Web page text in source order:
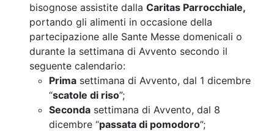
bisognose assistite dalla Caritas Parrocchiale,
portando gli alimenti in occasione della
partecipazione alle Sante Messe domenicali o
durante la settimana di Avvento secondo il
seguente calendario:
Prima settimana di Avvento, dal 1 dicembre
“scatole di riso”;
Seconda settimana di Avvento, dal 8
dicembre “passata di pomodoro”;